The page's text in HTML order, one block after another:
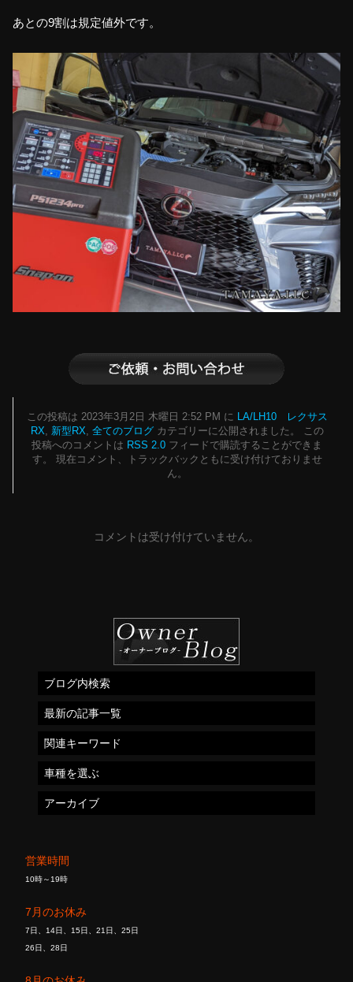
あとの9割は規定値外です。
この投稿は 2023年3月2日 木曜日 2:52 PM に LA/LH10 レクサス
RX, 新型RX, 全てのブログカテゴリーに公開されました。 この
投稿へのコメントは RSS 2.0 フィードで購読することができま
す。 現在コメント、トラックバックともに受け付けておりませ
ん。
コメントは受け付けていません。
営業時間
10時～19時
7月のお休み
7日、14日、15日、21日、25日
26日、28日
ブログ内検索
最新の記事一覧
関連キーワード
車種を選ぶ
アーカイブ